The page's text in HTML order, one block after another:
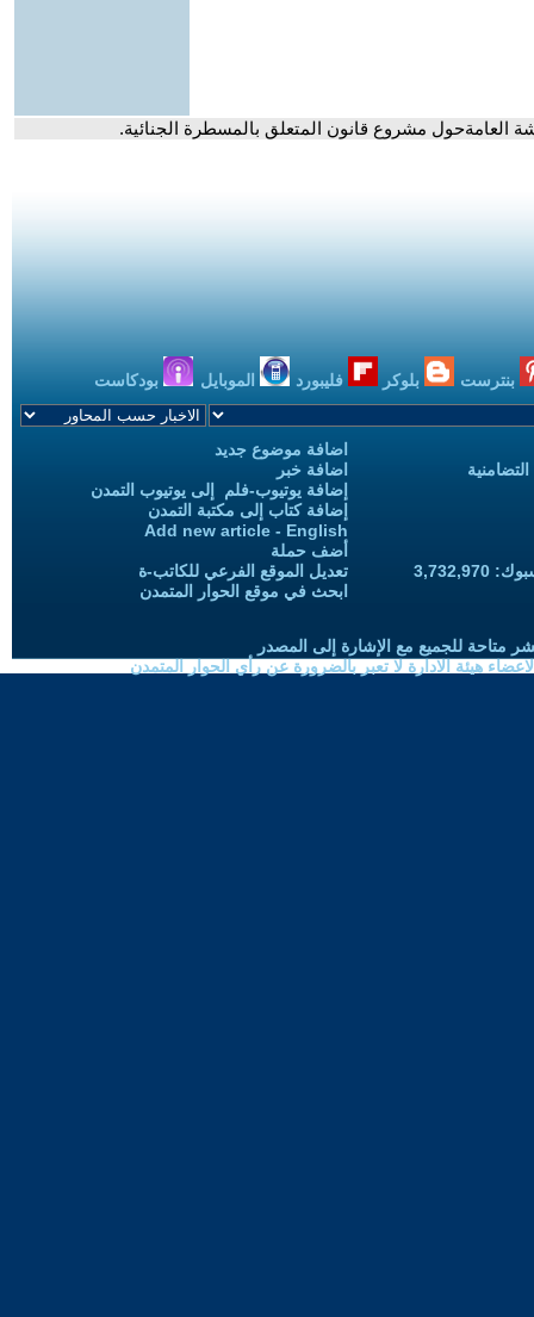
العامةحول مشروع قانون المتعلق بالمسطرة الجنائية.
بنترست بلوكر فليبورد الموبايل بودكاست
اضافة موضوع جديد
اضافة خبر
إضافة يوتيوب-فلم إلى يوتيوب التمدن
إضافة كتاب إلى مكتبة التمدن
Add new article - English
أضف حملة
تعديل الموقع الفرعي للكاتب-ة
ابحث في موقع الحوار المتمدن
متاحة للجميع مع الإشارة إلى المصدر
هيئة الادارة لا تعبر بالضرورة عن رأي الحوار المتمدن